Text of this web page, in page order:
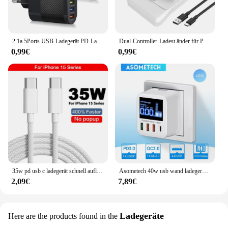
2.1a 5Ports USB-Ladegerät PD-Lade adapter für Xiaomi iPhone 13 Samsung Handy-Stecker aufladen QC 3,1 Wand ladegerät
0,99€
Dual-Controller-Ladest änder für Playstation 5-Controller-Ladestation ps5 mit Schnelllade-Netzteil 5v 2a
0,99€
35w pd usb c ladegerät schnell aufladen für apple iphone 15 14 13 12 11 pro max mini 7 8 plus ladegerät typ c kabel schnell ladekabel
2,09€
Asometech 40w usb wand ladegerät 4 port mit led-anzeige qc 3,0 pd 3,0 usb schnell ladegerät für iphone 14 huawei xiaomi samsung
7,89€
Here are the products found in the Ladegeräte